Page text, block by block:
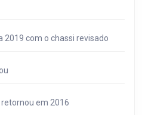
2019 com o chassi revisado
em 2016